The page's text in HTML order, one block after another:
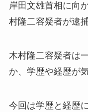
岸田文雄首相に向
村隆二容疑者が逮
木村隆二容疑者は
か、学歴や経歴が
今回は学歴と経歴